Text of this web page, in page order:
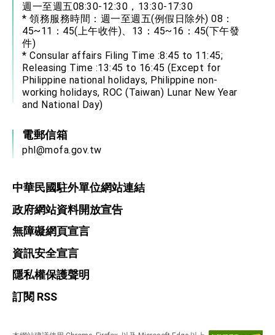
週一至週五08:30-12:30，13:30-17:30
* 領務服務時間：週一至週五(例假日除外) 08：
45~11：45(上午收件)、13：45~16：45(下午發
件)
* Consular affairs Filing Time :8:45 to 11:45;
Releasing Time :13:45 to 16:45 (Except for
Philippine national holidays, Philippine non-
working holidays, ROC (Taiwan) Lunar New Year
and National Day)
電郵信箱
phl@mofa.gov.tw
中華民國駐外單位網站連結
政府網站資料開放宣告
無障礙網頁宣言
資訊安全宣言
隱私權保護聲明
訂閱 RSS